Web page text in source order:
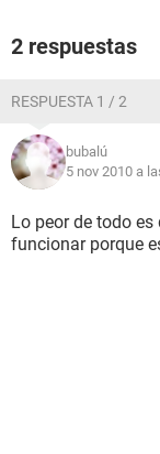
2 respuestas
RESPUESTA 1 / 2
bubalú
5 nov 2010 a
Lo peor de todo
funcionar porque